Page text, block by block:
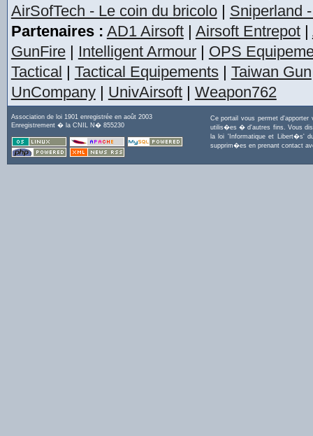
AirSofTech - Le coin du bricolo| Sniperland
Partenaires : AD1 Airsoft| Airsoft Entrepot|
GunFire| Intelligent Armour| OPS
Tactical | Tactical Equipements| Taiwan Gun
UnCompany| UnivAirsoft| Weapon762
Association de loi 1901 enregistrée en août 2003
Enregistrement � la CNIL N� 855230
Ce portail vous permet
utilis�es � d'autres fins. Vous
la loi 'Informatique et Libert�s'
supprim�es en prenant contact